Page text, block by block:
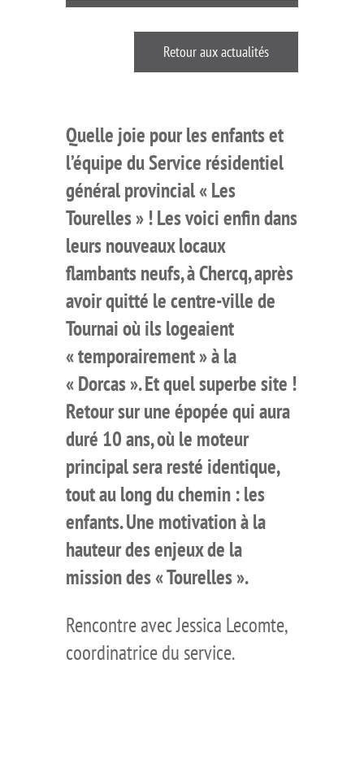
Retour aux actualités
Quelle joie pour les enfants et
l’équipe du Service résidentiel
général provincial « Les
Tourelles » ! Les voici enfin dans
leurs nouveaux locaux
flambants neufs, à Chercq, après
avoir quitté le centre-ville de
Tournai où ils logeaient
« temporairement » à la
« Dorcas ». Et quel superbe site !
Retour sur une épopée qui aura
duré 10 ans, où le moteur
principal sera resté identique,
tout au long du chemin : les
enfants. Une motivation à la
hauteur des enjeux de la
mission des « Tourelles ».
Rencontre avec Jessica Lecomte,
coordinatrice du service.